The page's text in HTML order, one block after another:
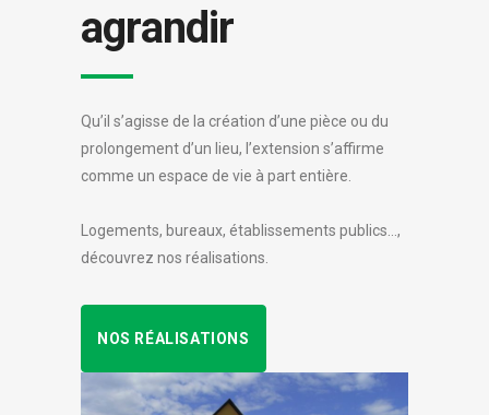
agrandir
Qu’il s’agisse de la création d’une pièce ou du
prolongement d’un lieu, l’extension s’affirme
comme un espace de vie à part entière.
Logements, bureaux, établissements publics…,
découvrez nos réalisations.
NOS RÉALISATIONS